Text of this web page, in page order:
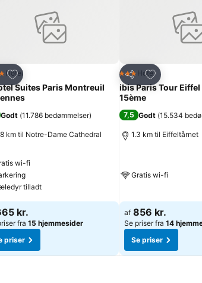
Føj til favoritter
Hotel
Suites Paris Montreuil
Godt (11.786 bedømmelser)
km til Notre-Dame Cathedral
wi-fi
tilladt
kr.
fra 15 hjemmesider
priser
Del
Føj til
3 Stjerner
Hotel
ibis Paris Tour
15ème
7,5 Godt (15.534
1.3 km til Eiffeltårnet
Gratis wi-fi
af 856 kr.
Se priser fra 14
Se priser